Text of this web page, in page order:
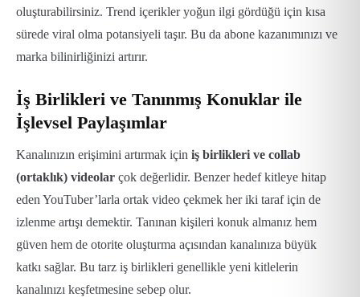
oluşturabilirsiniz. Trend içerikler yoğun ilgi gördüğü için kısa
sürede viral olma potansiyeli taşır. Bu da abone kazanımınızı ve
marka bilinirliğinizi artırır.
İş Birlikleri ve Tanınmış Konuklar ile
İşlevsel Paylaşımlar
Kanalınızın erişimini artırmak için iş birlikleri ve collab
(ortaklık) videolar çok değerlidir. Benzer hedef kitleye hitap
eden YouTuber’larla ortak video çekmek her iki taraf için de
izlenme artışı demektir. Tanınan kişileri konuk almanız hem
güven hem de otorite oluşturma açısından kanalınıza büyük
katkı sağlar. Bu tarz iş birlikleri genellikle yeni kitlelerin
kanalınızı keşfetmesine sebep olur.